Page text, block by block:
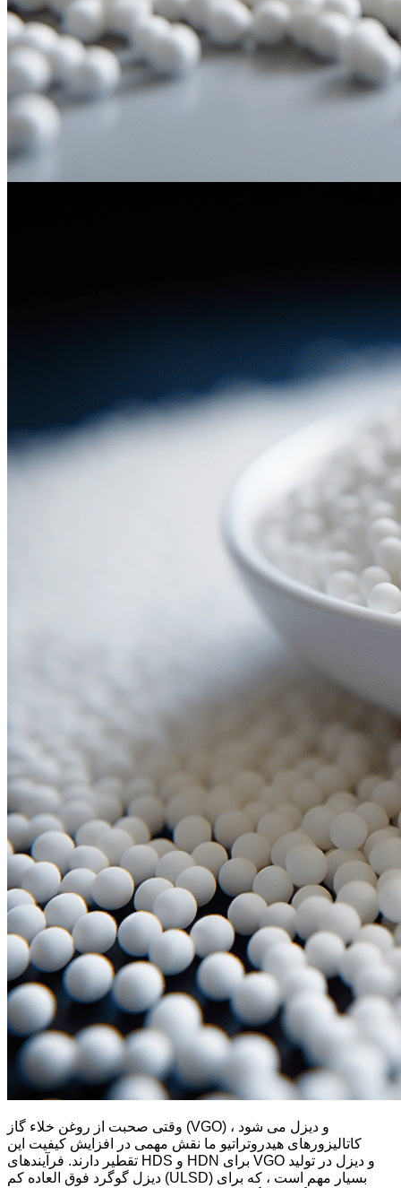
وقتی صحبت از روغن خلاء گاز (VGO) و دیزل می شود ،
کاتالیزورهای هیدروتراتیو ما نقش مهمی در افزایش کیفیت این
تقطیر دارند. فرآیندهای HDS و HDN برای VGO و دیزل در تولید
دیزل گوگرد فوق العاده کم (ULSD) بسیار مهم است ، که برای